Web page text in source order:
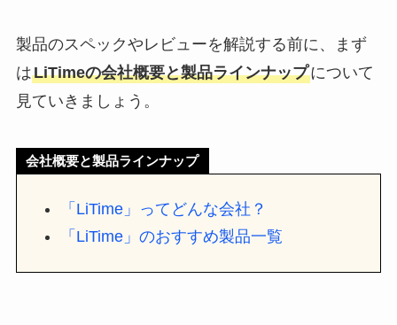
製品のスペックやレビューを解説する前に、まず
はLiTimeの会社概要と製品ラインナップについて
見ていきましょう。
会社概要と製品ラインナップ
「LiTime」ってどんな会社？
「LiTime」のおすすめ製品一覧